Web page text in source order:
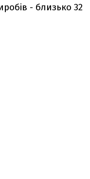
- близько 32